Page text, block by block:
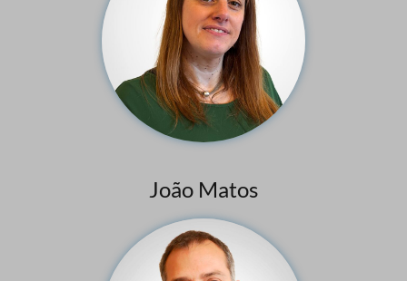
João Matos